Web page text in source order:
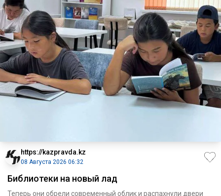
https://kazpravda.kz
08 Августа 2026 06:32
Библиотеки на новый лад
Теперь они обрели современный облик и распахнули двери